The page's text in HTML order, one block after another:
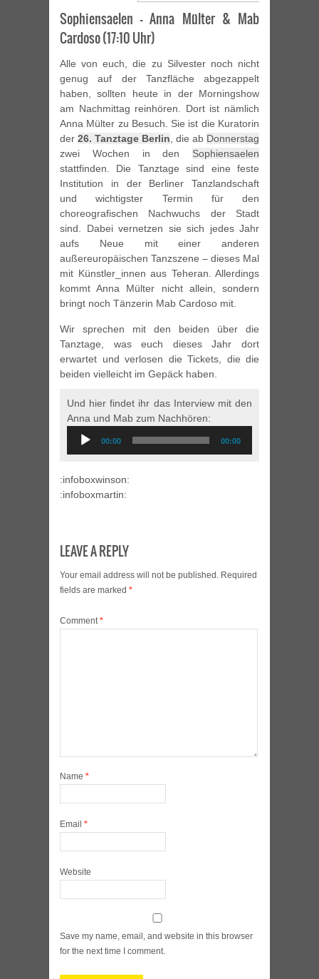
Sophiensaelen – Anna Mülter & Mab
Cardoso (17:10 Uhr)
Alle von euch, die zu Silvester noch nicht
genug auf der Tanzfläche abgezappelt
haben, sollten heute in der Morningshow
am Nachmittag reinhören. Dort ist nämlich
Anna Mülter zu Besuch. Sie ist die Kuratorin
der 26. Tanztage Berlin, die ab Donnerstag
zwei Wochen in den Sophiensaelen
stattfinden. Die Tanztage sind eine feste
Institution in der Berliner Tanzlandschaft
und wichtigster Termin für den
choreografischen Nachwuchs der Stadt
sind. Dabei vernetzen sie sich jedes Jahr
aufs Neue mit einer anderen
außereuropäischen Tanzszene – dieses Mal
mit Künstler_innen aus Teheran. Allerdings
kommt Anna Mülter nicht allein, sondern
bringt noch Tänzerin Mab Cardoso mit.
Wir sprechen mit den beiden über die
Tanztage, was euch dieses Jahr dort
erwartet und verlosen die Tickets, die die
beiden vielleicht im Gepäck haben.
Und hier findet ihr das Interview mit den
Anna und Mab zum Nachhören:
Audio
Player
00:00 00:00
:infoboxwinson:
:infoboxmartin:
LEAVE A REPLY
Your email address will not be published. Required
fields are marked *
Comment*
Name *
Email *
Website
Save my name, email, and website in this browser
for the next time I comment.